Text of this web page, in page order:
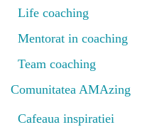
Life coaching
Mentorat in coaching
Team coaching
Comunitatea AMAzing
Cafeaua inspiratiei